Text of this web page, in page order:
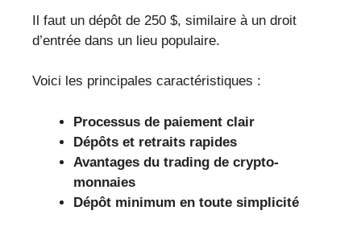
Il faut un dépôt de 250 $, similaire à un droit
d’entrée dans un lieu populaire.
Voici les principales caractéristiques :
Processus de paiement clair
Dépôts et retraits rapides
Avantages du trading de crypto-
monnaies
Dépôt minimum en toute simplicité